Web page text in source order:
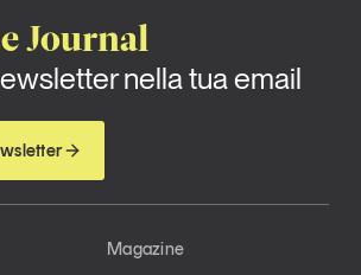
Journal
nella tua email
Magazine